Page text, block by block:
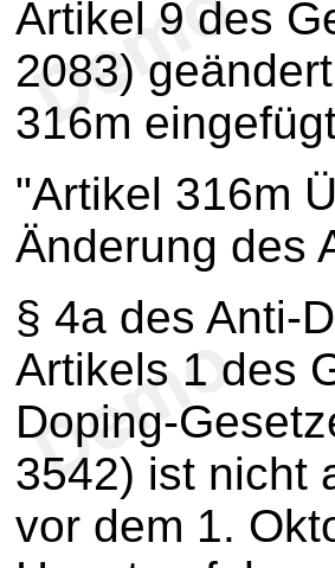
Artikel 9 des
2083)
316m
"Artikel 316m
Änderung des
§ 4a des Anti-
Artikels 1 des
Doping-
3542) ist nicht
vor dem 1.